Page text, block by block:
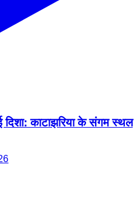
दिशा: काटाझरिया के संगम स्थल